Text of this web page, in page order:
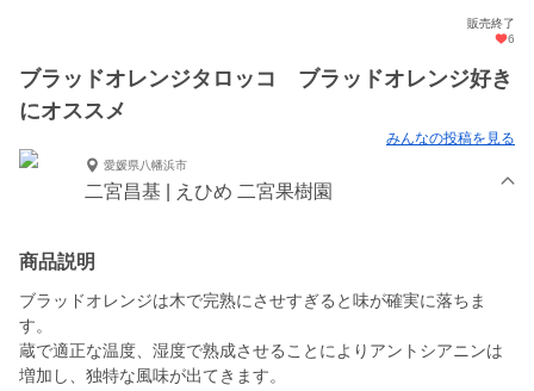
販売終了
6
ブラッドオレンジタロッコ ブラッドオレンジ好き
にオススメ
みんなの投稿を見る
愛媛県八幡浜市
二宮昌基 | えひめ 二宮果樹園
商品説明
ブラッドオレンジは木で完熟にさせすぎると味が確実に落ちま
す。
蔵で適正な温度、湿度で熟成させることによりアントシアニンは
増加し、独特な風味が出てきます。